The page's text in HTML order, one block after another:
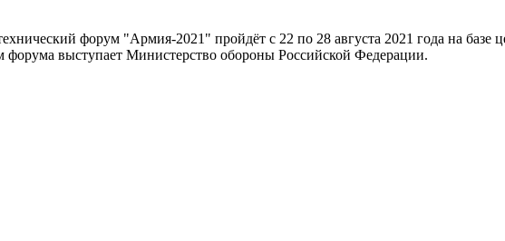
форум "Армия-2021" пройдёт с 22 по 28 августа 2021 года на
форума выступает Министерство обороны Российской Федерации.